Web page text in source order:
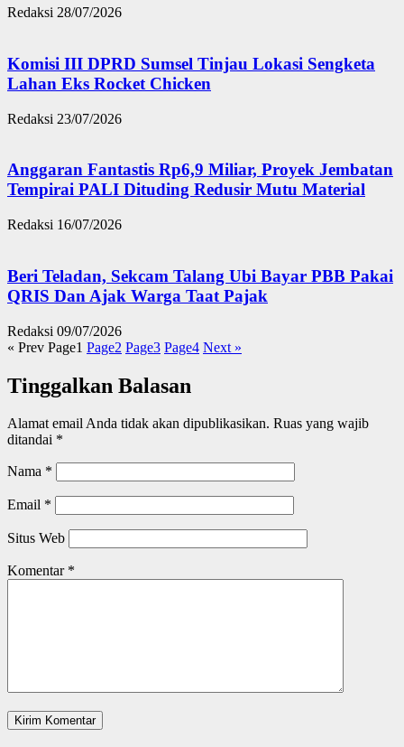
Redaksi 28/07/2026
Komisi III DPRD Sumsel Tinjau Lokasi Sengketa
Lahan Eks Rocket Chicken
Redaksi 23/07/2026
Anggaran Fantastis Rp6,9 Miliar, Proyek Jembatan
Tempirai PALI Dituding Redusir Mutu Material
Redaksi 16/07/2026
Beri Teladan, Sekcam Talang Ubi Bayar PBB Pakai
QRIS Dan Ajak Warga Taat Pajak
Redaksi 09/07/2026
« Prev Page1 Page2 Page3 Page4 Next »
Tinggalkan Balasan
Alamat email Anda tidak akan dipublikasikan. Ruas yang wajib
ditandai *
Nama *
Email *
Situs Web
Komentar *